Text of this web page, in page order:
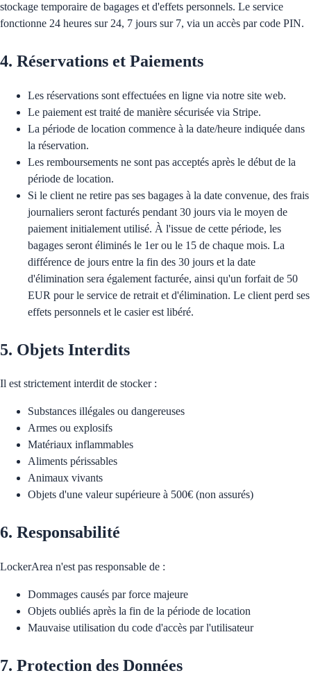
stockage temporaire de bagages et d'effets personnels. Le service
fonctionne 24 heures sur 24, 7 jours sur 7, via un accès par code PIN.
4. Réservations et Paiements
Les réservations sont effectuées en ligne via notre site web.
Le paiement est traité de manière sécurisée via Stripe.
La période de location commence à la date/heure indiquée dans
la réservation.
Les remboursements ne sont pas acceptés après le début de la
période de location.
Si le client ne retire pas ses bagages à la date convenue, des frais
journaliers seront facturés pendant 30 jours via le moyen de
paiement initialement utilisé. À l'issue de cette période, les
bagages seront éliminés le 1er ou le 15 de chaque mois. La
différence de jours entre la fin des 30 jours et la date
d'élimination sera également facturée, ainsi qu'un forfait de 50
EUR pour le service de retrait et d'élimination. Le client perd ses
effets personnels et le casier est libéré.
5. Objets Interdits
Il est strictement interdit de stocker :
Substances illégales ou dangereuses
Armes ou explosifs
Matériaux inflammables
Aliments périssables
Animaux vivants
Objets d'une valeur supérieure à 500€ (non assurés)
6. Responsabilité
LockerArea n'est pas responsable de :
Dommages causés par force majeure
Objets oubliés après la fin de la période de location
Mauvaise utilisation du code d'accès par l'utilisateur
7. Protection des Données